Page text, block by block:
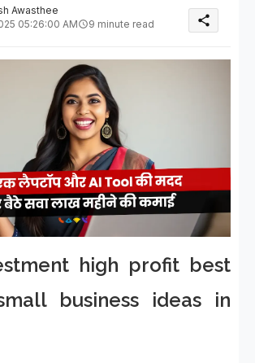
Awasthee
05:26:00 AM
9 minute read share
high profit best
business ideas in